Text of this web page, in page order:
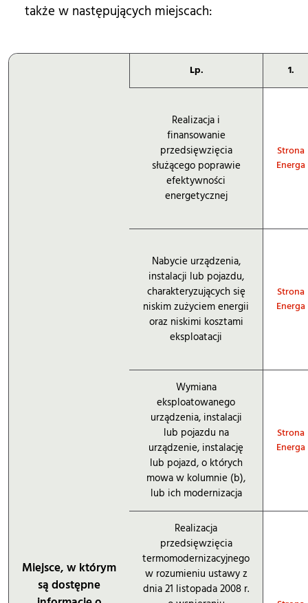
także w następujących miejscach:
Miejsce, w którym
są dostępne
Lp. 1.
Realizacja i
finansowanie
przedsięwzięcia
służącego poprawie
efektywności
energetycznej
Strona
Energa
Nabycie urządzenia,
instalacji lub pojazdu,
charakteryzujących się
niskim zużyciem energii
oraz niskimi kosztami
eksploatacji
Strona
Energa
Wymiana
eksploatowanego
urządzenia, instalacji
lub pojazdu na
urządzenie, instalację
lub pojazd, o których
mowa w kolumnie (b),
lub ich modernizacja
Strona
Energa
Realizacja
przedsięwzięcia
termomodernizacyjnego
w rozumieniu ustawy z
dnia 21 listopada 2008 r.